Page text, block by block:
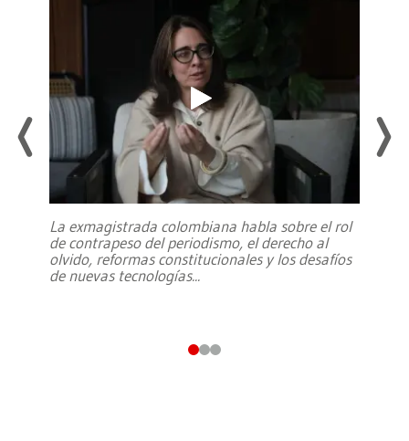
La exmagistrada colombiana habla sobre el rol
de contrapeso del periodismo, el derecho al
olvido, reformas constitucionales y los desafíos
de nuevas tecnologías...